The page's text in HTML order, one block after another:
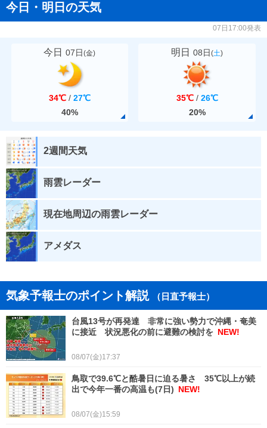
今日・明日の天気
07日17:00発表
今日 07日(金)
34℃ / 27℃
40%
明日 08日(土)
35℃ / 26℃
20%
2週間天気
雨雲レーダー
現在地周辺の雨雲レーダー
アメダス
気象予報士のポイント解説 （日直予報士）
台風13号が再発達 非常に強い勢力で沖縄・奄美
に接近 状況悪化の前に避難の検討を NEW!
08/07(金)17:37
鳥取で39.6℃と酷暑日に迫る暑さ 35℃以上が続
出で今年一番の高温も(7日) NEW!
08/07(金)15:59